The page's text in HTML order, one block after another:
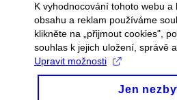
K vyhodnocování tohoto webu a
obsahu a reklam používáme
klikněte na „přijmout cookies",
souhlas k jejich uložení, správě
Upravit možnosti
Jen